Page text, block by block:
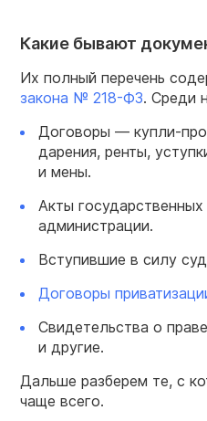
Какие бывают
Их полный перечень
закона № 218-ФЗ. Среди
Договоры — купли-
дарения, ренты,
и мены.
Акты
администрации.
Вступившие в силу
Договоры
Свидетельства о
и другие.
Дальше разберем те, с
чаще всего.